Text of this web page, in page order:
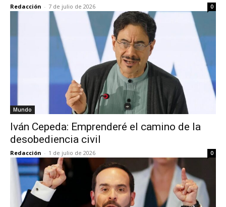
Redacción - 7 de julio de 2026 0
Mundo
Iván Cepeda: Emprenderé el camino de la
desobediencia civil
Redacción - 1 de julio de 2026 0